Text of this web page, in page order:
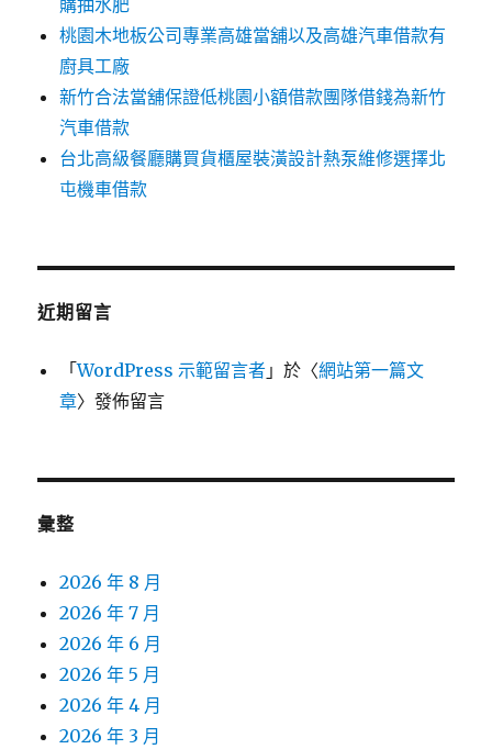
購抽水肥
桃園木地板公司專業高雄當舖以及高雄汽車借款有
廚具工廠
新竹合法當舖保證低桃園小額借款團隊借錢為新竹
汽車借款
台北高級餐廳購買貨櫃屋裝潢設計熱泵維修選擇北
屯機車借款
近期留言
「WordPress 示範留言者 」於〈網站第一篇文
章〉發佈留言
彙整
2026 年 8 月
2026 年 7 月
2026 年 6 月
2026 年 5 月
2026 年 4 月
2026 年 3 月